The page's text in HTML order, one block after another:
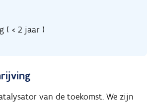
( < 2 jaar )
van de toekomst. We zijn